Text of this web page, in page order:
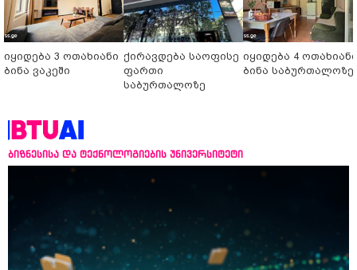
იყიდება 3 ოთახიანი
ბინა ვაკეში
ქირავდება საოფისე
ფართი
საბურთალოზე
იყიდება 4 ოთახიანი
ბინა საბურთალოზე
ბიზნესისა და ტექნოლოგიების უნივერსიტეტი